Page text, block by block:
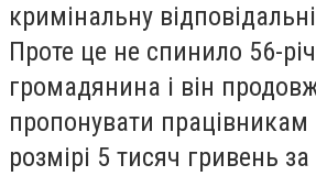
кримінальну
Проте це не спинило 56-
громадянина і він
пропонувати працівникам
розмірі 5 тисяч гривень